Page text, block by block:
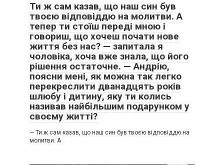
Ти ж сам казав, що наш син був
твоєю відповіддю на молитви. А
тепер ти стоїш переді мною і
говориш, що хочеш почати нове
життя без нас? — запитала я
чоловіка, хоча вже знала, що його
рішення остаточне. — Андрію,
поясни мені, як можна так легко
перекреслити дванадцять років
шлюбу і дитину, яку ти колись
називав найбільшим подарунком у
своєму житті?
— Ти ж сам казав, що наш син був твоєю відповіддю на
молитви. А